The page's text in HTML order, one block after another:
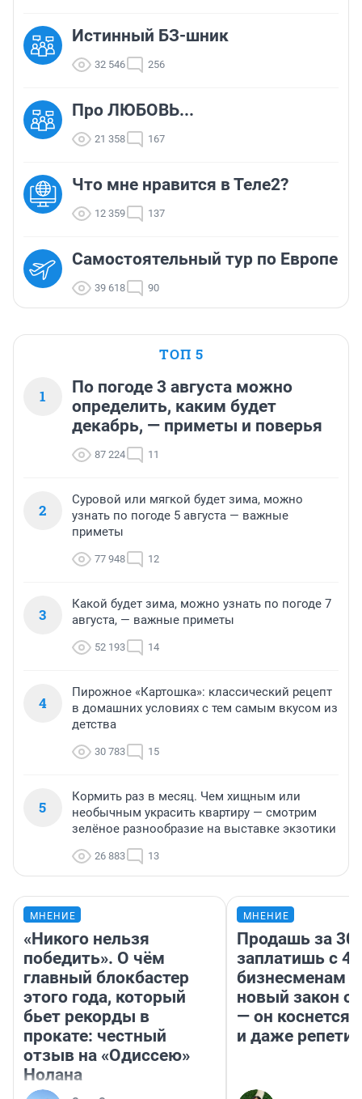
Истинный БЗ-шник
32 546 256
Про ЛЮБОВЬ...
21 358 167
Что мне нравится в Теле2?
12 359 137
Самостоятельный тур по Европе
39 618 90
ТОП 5
1
По погоде 3 августа можно
определить, каким будет
декабрь, — приметы и поверья
87 224 11
2
Суровой или мягкой будет зима, можно
узнать по погоде 5 августа — важные
приметы
77 948 12
3
Какой будет зима, можно узнать по погоде 7
августа, — важные приметы
52 193 14
4
Пирожное «Картошка»: классический рецепт
в домашних условиях с тем самым вкусом из
детства
30 783 15
5
Кормить раз в месяц. Чем хищным или
необычным украсить квартиру — смотрим
зелёное разнообразие на выставке экзотики
26 883 13
МНЕНИЕ
«Никого нельзя
победить». О чём
главный блокбастер
этого года, который
бьет рекорды в
прокате: честный
отзыв на «Одиссею»
Нолана
МНЕНИЕ
Продашь за
заплатишь с
бизнесменам
новый закон о
— он коснется
и даже